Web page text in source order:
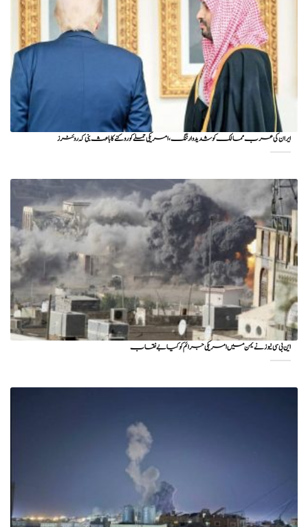
ایران کی عرب ممالک کو شدید وارننگ، امریکی حملے کو روکنے کا باعث بنی کہ روئٹرز
این بی سی نیوز نے یمن میں امریکی جرائم کو کیا بے نقاب